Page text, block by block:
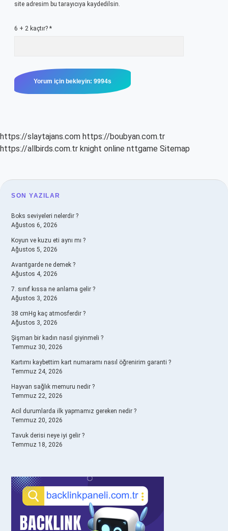
site adresim bu tarayıcıya kaydedilsin.
6 + 2 kaçtır? *
https://slaytajans.com https://boubyan.com.tr
https://allbirds.com.tr knight online nttgame Sitemap
SIDEBAR
SON YAZILAR
Boks seviyeleri nelerdir ?
Ağustos 6, 2026
Koyun ve kuzu eti aynı mı ?
Ağustos 5, 2026
Avantgarde ne demek ?
Ağustos 4, 2026
7. sınıf kıssa ne anlama gelir ?
Ağustos 3, 2026
38 cmHg kaç atmosferdir ?
Ağustos 3, 2026
Şişman bir kadın nasıl giyinmeli ?
Temmuz 30, 2026
Kartımı kaybettim kart numaramı nasıl öğrenirim garanti ?
Temmuz 24, 2026
Hayvan sağlık memuru nedir ?
Temmuz 22, 2026
Acil durumlarda ilk yapmamız gereken nedir ?
Temmuz 20, 2026
Tavuk derisi neye iyi gelir ?
Temmuz 18, 2026